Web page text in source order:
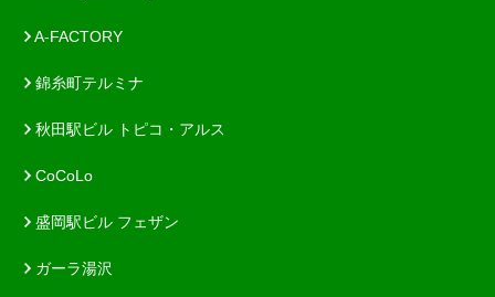
A-FACTORY
錦糸町テルミナ
秋田駅ビル トピコ・アルス
CoCoLo
盛岡駅ビル フェザン
ガーラ湯沢